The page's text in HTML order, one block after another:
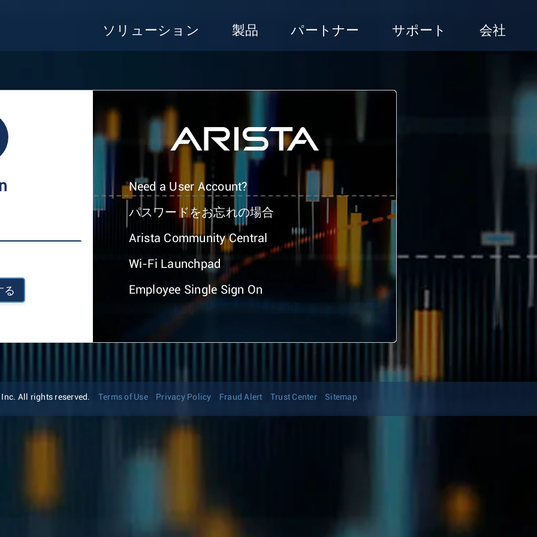
ソリューション 製品 パートナー サポート 会社
る
Need a User Account?
パスワードをお忘れの場合
Arista Community Central
Wi-Fi Launchpad
Employee Single Sign On
All rights reserved. Terms of Use Privacy Policy Fraud Alert Trust Center Sitemap